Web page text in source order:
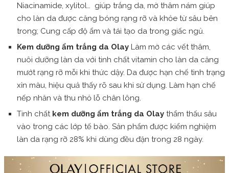
Niacinamide, xylitol… giúp trắng da, mờ thâm nám giúp
cho làn da được căng bóng rạng rỡ và khỏe từ sâu bên
trong; Cung cấp độ ẩm và tái tạo da trong giấc ngủ.
Kem dưỡng ẩm trắng da Olay Làm mờ các vết thâm,
nuôi dưỡng làn da với tinh chất vitamin cho làn da căng
mướt rạng rỡ mỗi khi thức dậy. Da được hạn chế tình trạng
xỉn màu, hiệu quả thấy rõ sau khi sử dụng. Làm hạn chế
nếp nhăn và thu nhỏ lỗ chân lông.
Tinh chất kem dưỡng ẩm trắng da Olay thẩm thấu sâu
vào trong các lớp tế bào. Sản phẩm được kiểm nghiệm
làn da rạng rỡ 28% khi dùng đều đặn trong 28 ngày.